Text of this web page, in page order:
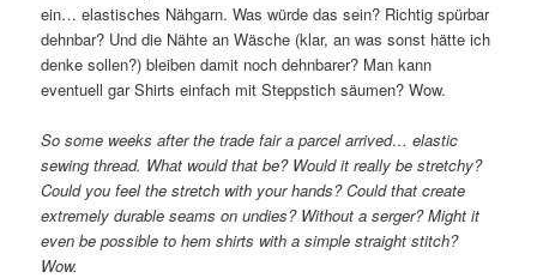
ein… elastisches Nähgarn. Was würde das sein? Richtig spürbar
dehnbar? Und die Nähte an Wäsche (klar, an was sonst hätte ich
denke sollen?) bleiben damit noch dehnbarer? Man kann
eventuell gar Shirts einfach mit Steppstich säumen? Wow.
So some weeks after the trade fair a parcel arrived… elastic
sewing thread. What would that be? Would it really be stretchy?
Could you feel the stretch with your hands? Could that create
extremely durable seams on undies? Without a serger? Might it
even be possible to hem shirts with a simple straight stitch?
Wow.